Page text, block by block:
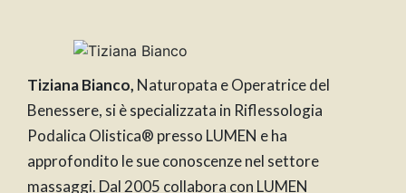
Tiziana Bianco, Naturopata e Operatrice del
Benessere, si è specializzata in Riflessologia
Podalica Olistica® presso LUMEN e ha
approfondito le sue conoscenze nel settore
massaggi. Dal 2005 collabora con LUMEN